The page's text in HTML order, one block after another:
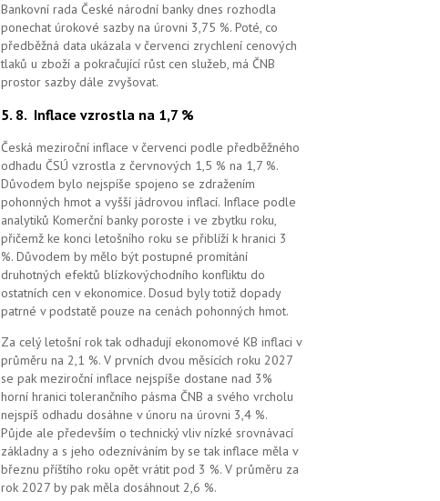
Bankovní rada České národní banky dnes rozhodla
ponechat úrokové sazby na úrovni 3,75 %. Poté, co
předběžná data ukázala v červenci zrychlení cenových
tlaků u zboží a pokračující růst cen služeb, má ČNB
prostor sazby dále zvyšovat.
5. 8. Inflace vzrostla na 1,7 %
Česká meziroční inflace v červenci podle předběžného
odhadu ČSÚ vzrostla z červnových 1,5 % na 1,7 %.
Důvodem bylo nejspíše spojeno se zdražením
pohonných hmot a vyšší jádrovou inflací. Inflace podle
analytiků Komerční banky poroste i ve zbytku roku,
přičemž ke konci letošního roku se přiblíží k hranici 3
%. Důvodem by mělo být postupné promítání
druhotných efektů blízkovýchodního konfliktu do
ostatních cen v ekonomice. Dosud byly totiž dopady
patrné v podstatě pouze na cenách pohonných hmot.
Za celý letošní rok tak odhadují ekonomové KB inflaci v
průměru na 2,1 %. V prvních dvou měsících roku 2027
se pak meziroční inflace nejspíše dostane nad 3%
horní hranici tolerančního pásma ČNB a svého vrcholu
nejspíš odhadu dosáhne v únoru na úrovni 3,4 %.
Půjde ale především o technický vliv nízké srovnávací
základny a s jeho odezníváním by se tak inflace měla v
březnu příštího roku opět vrátit pod 3 %. V průměru za
rok 2027 by pak měla dosáhnout 2,6 %.